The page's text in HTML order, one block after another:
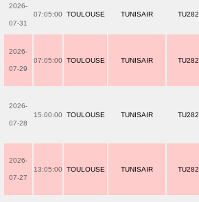
2026-
07-31
07:05:00 TOULOUSE TUNISAIR TU282
2026-
07-29
07:05:00 TOULOUSE TUNISAIR TU282
2026-
07-28
15:00:00 TOULOUSE TUNISAIR TU282
2026-
07-27
13:05:00 TOULOUSE TUNISAIR TU282